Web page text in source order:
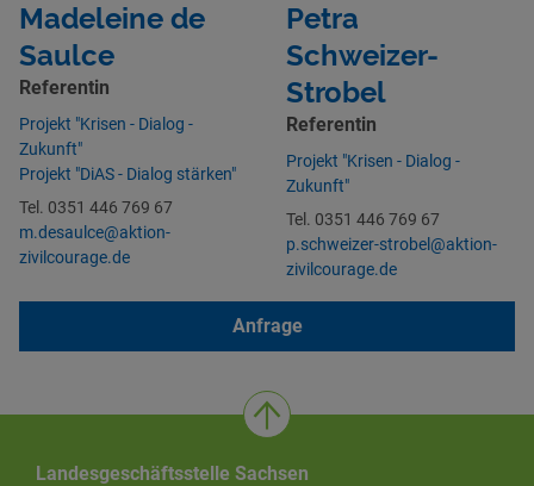
Madeleine de
Saulce
Referentin
Projekt "Krisen - Dialog -
Zukunft"
Projekt "DiAS - Dialog stärken"
Tel. 0351 446 769 67
m.desaulce@aktion-
zivilcourage.de
Petra
Schweizer-
Strobel
Referentin
Projekt "Krisen - Dialog -
Zukunft"
Tel. 0351 446 769 67
p.schweizer-strobel@aktion-
zivilcourage.de
Anfrage
Landesgeschäftsstelle Sachsen